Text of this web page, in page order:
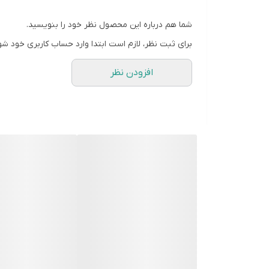
شما هم درباره این محصول نظر خود را بنویسید.
برای ثبت نظر، لازم است ابتدا وارد حساب کاربری خود
افزودن نظر